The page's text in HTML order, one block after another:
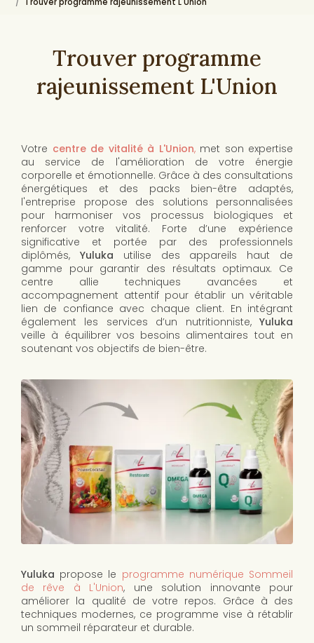
Trouver programme
rajeunissement L'Union
Votre centre de vitalité à L'Union, met son expertise
au service de l'amélioration de votre énergie
corporelle et émotionnelle. Grâce à des consultations
énergétiques et des packs bien-être adaptés,
l'entreprise propose des solutions personnalisées
pour harmoniser vos processus biologiques et
renforcer votre vitalité. Forte d’une expérience
significative et portée par des professionnels
diplômés, Yuluka utilise des appareils haut de
gamme pour garantir des résultats optimaux. Ce
centre allie techniques avancées et
accompagnement attentif pour établir un véritable
lien de confiance avec chaque client. En intégrant
également les services d’un nutritionniste, Yuluka
veille à équilibrer vos besoins alimentaires tout en
soutenant vos objectifs de bien-être.
Yuluka propose le programme numérique Sommeil
de rêve à L'Union, une solution innovante pour
améliorer la qualité de votre repos. Grâce à des
techniques modernes, ce programme vise à rétablir
un sommeil réparateur et durable.